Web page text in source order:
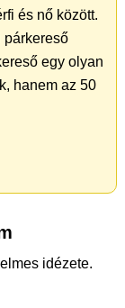
és nő között.
párkereső
egy olyan
hanem az 50
idézete.